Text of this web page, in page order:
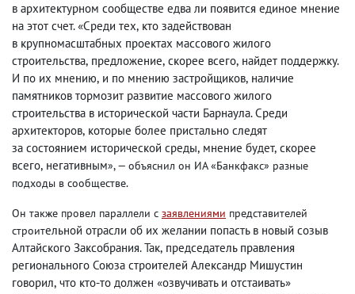
в архитектурном сообществе едва ли появится единое мнение
на этот счет. «Среди тех, кто задействован
в крупномасштабных проектах массового жилого
строительства, предложение, скорее всего, найдет поддержку.
И по их мнению, и по мнению застройщиков, наличие
памятников тормозит развитие массового жилого
строительства в исторической части Барнаула. Среди
архитекторов, которые более пристально следят
за состоянием исторической среды, мнение будет, скорее
всего, негативным», — объяснил он ИА «Банкфакс» разные
подходы в сообществе.
Он также провел параллели с заявлениями представителей
строительной отрасли об их желании попасть в новый созыв
Алтайского Заксобрания. Так, председатель правления
регионального Союза строителей Александр Мишустин
говорил, что кто-то должен «озвучивать и отстаивать»